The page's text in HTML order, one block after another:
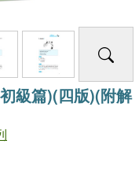
級篇)(四版)(附解